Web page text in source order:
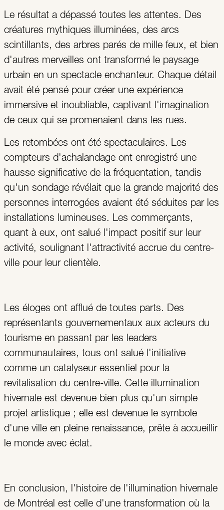
Le résultat a dépassé toutes les attentes. Des
créatures mythiques illuminées, des arcs
scintillants, des arbres parés de mille feux, et bien
d'autres merveilles ont transformé le paysage
urbain en un spectacle enchanteur. Chaque détail
avait été pensé pour créer une expérience
immersive et inoubliable, captivant l'imagination
de ceux qui se promenaient dans les rues.
Les retombées ont été spectaculaires. Les
compteurs d'achalandage ont enregistré une
hausse significative de la fréquentation, tandis
qu'un sondage révélait que la grande majorité des
personnes interrogées avaient été séduites par les
installations lumineuses. Les commerçants,
quant à eux, ont salué l'impact positif sur leur
activité, soulignant l'attractivité accrue du centre-
ville pour leur clientèle.
Les éloges ont afflué de toutes parts. Des
représentants gouvernementaux aux acteurs du
tourisme en passant par les leaders
communautaires, tous ont salué l'initiative
comme un catalyseur essentiel pour la
revitalisation du centre-ville. Cette illumination
hivernale est devenue bien plus qu'un simple
projet artistique ; elle est devenue le symbole
d'une ville en pleine renaissance, prête à accueillir
le monde avec éclat.
En conclusion, l'histoire de l'illumination hivernale
de Montréal est celle d'une transformation où la